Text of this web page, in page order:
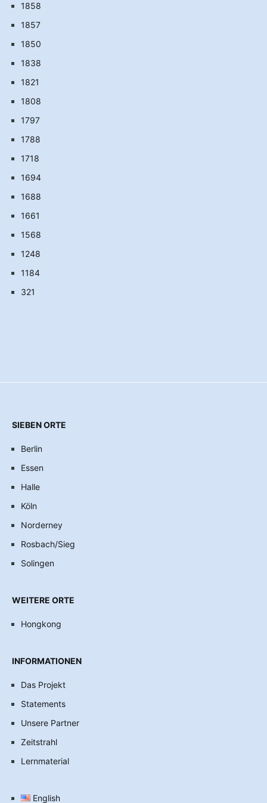
1858
1857
1850
1838
1821
1808
1797
1788
1718
1694
1688
1661
1568
1248
1184
321
SIEBEN ORTE
Berlin
Essen
Halle
Köln
Norderney
Rosbach/Sieg
Solingen
WEITERE ORTE
Hongkong
INFORMATIONEN
Das Projekt
Statements
Unsere Partner
Zeitstrahl
Lernmaterial
English